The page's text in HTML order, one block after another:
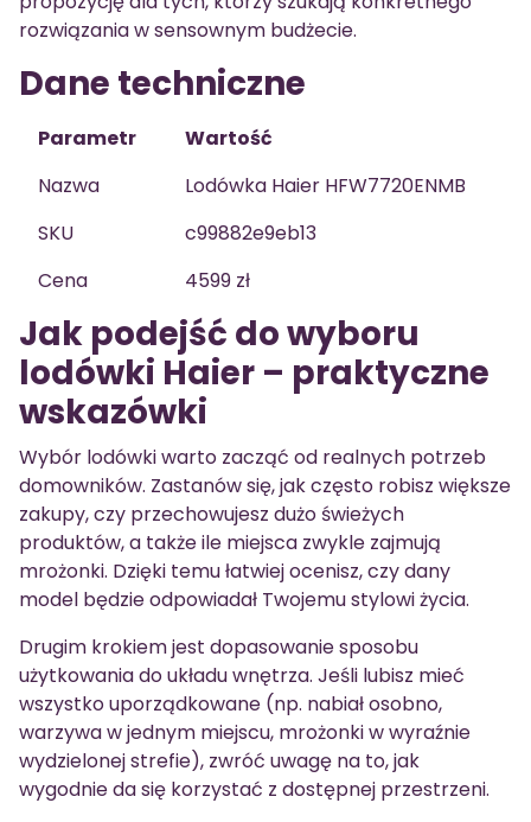
rozwiązania w sensownym budżecie.
Dane techniczne
Parametr
Wartość
Nazwa
Lodówka Haier HFW7720ENMB
SKU
c99882e9eb13
Cena
4599 zł
Jak podejść do wyboru
lodówki Haier – praktyczne
wskazówki
Wybór lodówki warto zacząć od realnych potrzeb
domowników. Zastanów się, jak często robisz większe
zakupy, czy przechowujesz dużo świeżych
produktów, a także ile miejsca zwykle zajmują
mrożonki. Dzięki temu łatwiej ocenisz, czy dany
model będzie odpowiadał Twojemu stylowi życia.
Drugim krokiem jest dopasowanie sposobu
użytkowania do układu wnętrza. Jeśli lubisz mieć
wszystko uporządkowane (np. nabiał osobno,
warzywa w jednym miejscu, mrożonki w wyraźnie
wydzielonej strefie), zwróć uwagę na to, jak
wygodnie da się korzystać z dostępnej przestrzeni.